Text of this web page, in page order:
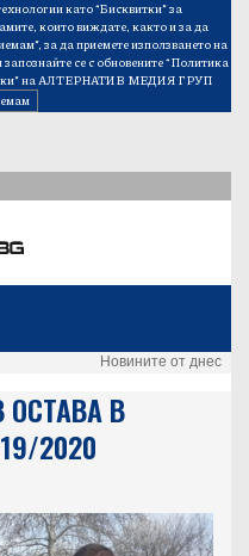
като “Бисквитки” за
които виждате, както и за да
за да приемете използването на
се с обновените“Политика
на АЛТЕРНАТИВ МЕДИЯ ГРУП
Новините от днес
В
2020